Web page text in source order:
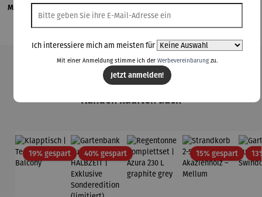
Magazinbeitrag
Produktgalerie überspringen
Kunden kauften auch
19% gespartRabatt40% gespartRabatt 15% gespartRabatt
Ich interessiere mich am meisten für
Mit einer Anmeldung stimme ich der Werbevereinbarungzu.
Jetzt anmelden!